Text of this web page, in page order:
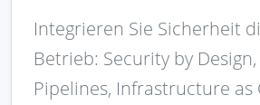
Integrieren Sie Sicherheit
Betrieb: Security by
Pipelines, Infrastructure